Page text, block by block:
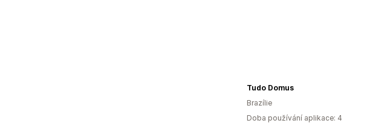
Tudo Domus
Brazílie
Doba používání aplikace: 4